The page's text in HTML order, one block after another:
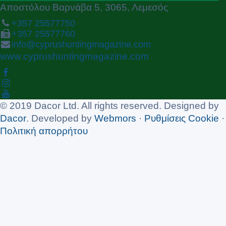
Αποστόλου Βαρνάβα 5, 3065, Λεμεσός
+357 25577750
+357 25577760
info@cyprushuntingmagazine.com
www.cyprushuntingmagazine.com
© 2019 Dacor Ltd. All rights reserved. Designed by
Dacor. Developed by Webmors · Ρυθμίσεις Cookie ·
Πολιτική απορρήτου